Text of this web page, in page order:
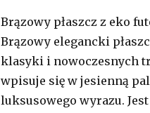
Brązowy płaszcz z eko
Brązowy elegancki
klasyki i nowoczesnych
wpisuje się w jesienną
luksusowego wyrazu.